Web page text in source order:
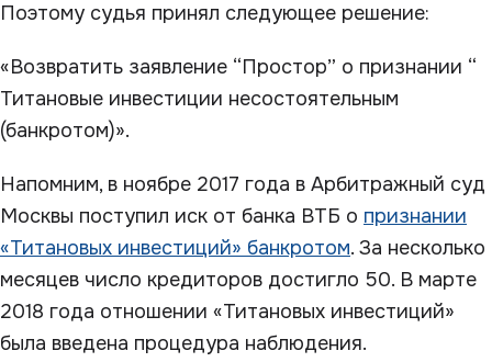
Поэтому судья принял следующее решение:
«Возвратить заявление “Простор” о признании “
Титановые инвестиции несостоятельным
(банкротом)».
Напомним, в ноябре 2017 года в Арбитражный суд
Москвы поступил иск от банка ВТБ о признании
«Титановых инвестиций» банкротом. За несколько
месяцев число кредиторов достигло 50. В марте
2018 года отношении «Титановых инвестиций»
была введена процедура наблюдения.